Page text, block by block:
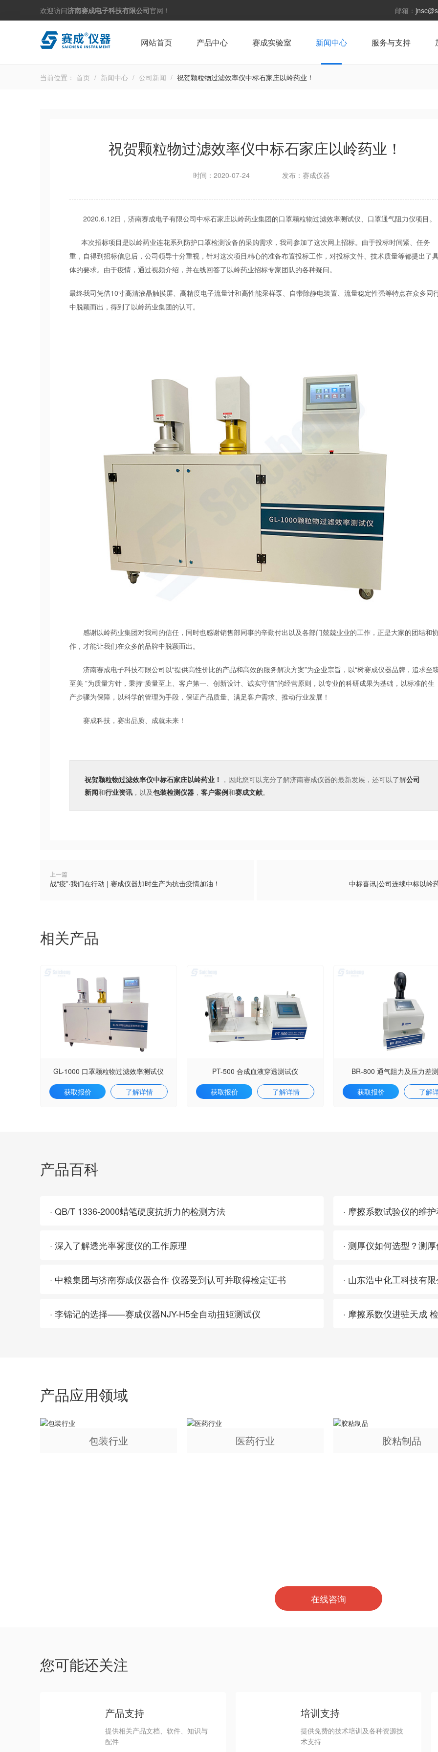
欢迎访问济南赛成电子科技有限公司官网！ 邮箱：
网站首页 产品中心 赛成实验室 新闻中心 服务与支持
当前位置： 首页 / 新闻中心 / 公司新闻 / 祝贺颗粒物过滤效率仪中标石家庄以岭药业！
祝贺颗粒物过滤效率仪中标石家庄以岭药业！
时间：2020-07-24 发布：赛成仪器
2020.6.12日，济南赛成电子有限公司中标石家庄以岭药业集团的口罩颗粒物过滤效率测试仪、口罩通气阻力仪项目。
本次招标项目是以岭药业连花系列防护口罩检测设备的采购需求，我司参加了这次网上招标。由于投标时间紧、任务
重，自得到招标信息后，公司领导十分重视，针对这次项目精心的准备布置投标工作，对投标文件、技术质量等都提出了
体的要求。由于疫情，通过视频介绍，并在线回答了以岭药业招标专家团队的各种疑问。
最终我司凭借10寸高清液晶触摸屏、高精度电子流量计和高性能采样泵、自带除静电装置、流量稳定性强等特点在众多同
中脱颖而出，得到了以岭药业集团的认可。
感谢以岭药业集团对我司的信任，同时也感谢销售部同事的辛勤付出以及各部门兢兢业业的工作，正是大家的团结和
作，才能让我们在众多的品牌中脱颖而出。
济南赛成电子科技有限公司以“提供高性价比的产品和高效的服务解决方案”为企业宗旨，以“树赛成仪器品牌，追求至
至美 ”为质量方针，秉持“质量至上、客户第一、创新设计、诚实守信”的经营原则，以专业的科研成果为基础，以标准的生
产步骤为保障，以科学的管理为手段，保证产品质量、满足客户需求、推动行业发展！
赛成科技，赛出品质、成就未来！
祝贺颗粒物过滤效率仪中标石家庄以岭药业！ ，因此您可以充分了解济南赛成仪器的最新发展，还可以了解公司
新闻和行业资讯 ，以及包装检测仪器 ， 客户案例和赛成文献。
上一篇
战“疫”·我们在行动 | 赛成仪器加时生产为抗击疫情加油！ 中标喜讯|公司连续中标以岭
相关产品
GL-1000 口罩颗粒物过滤效率测试仪
获取报价 了解详情
PT-500 合成血液穿透测试仪
获取报价 了解详情
BR-800 通气阻力及压力差
获取报价 了解
产品百科
· QB/T 1336-2000蜡笔硬度抗折力的检测方法 · 摩擦系数试验仪的维
· 深入了解透光率雾度仪的工作原理 · 测厚仪如何选型？测
· 中粮集团与济南赛成仪器合作 仪器受到认可并取得检定证书 · 山东浩中化工科技有
· 李锦记的选择——赛成仪器NJY-H5全自动扭矩测试仪 · 摩擦系数仪进驻天成
产品应用领域
包装行业 医药行业 胶粘制品
在线咨询
您可能还关注
产品支持
提供相关产品文档、软件、知识与
配件
培训支持
提供免费的技术培训及各种资源技
术支持